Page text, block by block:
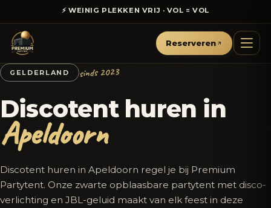
⚡ WEINIG PLEKKEN VRIJ · VOL = VOL
Reserveren
GELDERLAND sinds 2023
Discotent huren in
Apeldoorn
Discotent huren in Apeldoorn regel je bij Premium
Partytent. Onze zwarte opblaasbare partytent met disco-
verlichting en JBL-geluid maakt van elk feest in deze